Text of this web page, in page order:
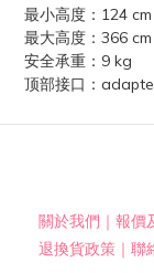
最小高度： 124 cm
最大高度： 366 cm
安全承重： 9 kg
顶部接口：
關於我們 ｜ 報價
退換貨政策 ｜ 聯